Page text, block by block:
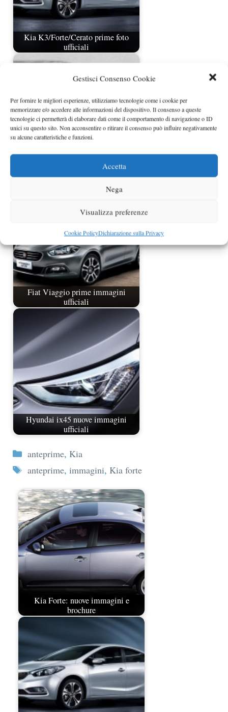
Gestisci Consenso Cookie
Per fornire le migliori esperienze, utilizziamo tecnologie come i cookie per
memorizzare e/o accedere alle informazioni del dispositivo. Il consenso a queste
tecnologie ci permetterà di elaborare dati come il comportamento di navigazione o ID
unici su questo sito. Non acconsentire o ritirare il consenso può influire negativamente
su alcune caratteristiche e funzioni.
Accetta
Nega
Visualizza preferenze
Cookie PolicyDichiarazione sulla Privacy
Kia K3/Forte/Cerato prime foto
ufficiali
Seat Tribu: Immagini ufficiali
Fiat Viaggio prime immagini
ufficiali
Hyundai ix45 nuove immagini
ufficiali
Categorie
anteprime, Kia
Tag
anteprime, immagini, Kia forte
Kia Forte: nuove immagini e
brochure